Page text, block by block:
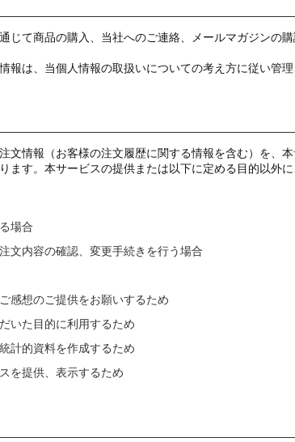
じて商品の購入、当社へのご連絡、メールマガジンの
は、当個人情報の取扱いについての考え方に従い管理
文情報（お客様の注文履歴に関する情報を含む）を、
ます。本サービスの提供または以下に定める目的以外
場合
文内容の確認、変更手続きを行う場合
感想のご提供をお願いするため
いた目的に利用するため
計的資料を作成するため
を提供、表示するため